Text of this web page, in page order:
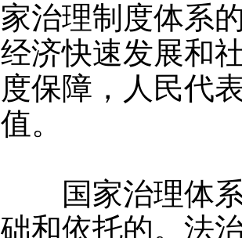
家治理制度体系
经济快速发展和
度保障，人民代
值。
国家治理体系
础和依托的。法